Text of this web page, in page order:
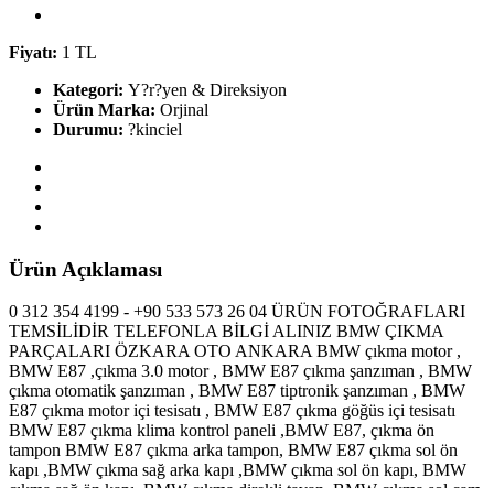
Fiyatı: 1 TL
Kategori: Y?r?yen & Direksiyon
Ürün Marka: Orjinal
Durumu: ?kinciel
Ürün Açıklaması
0 312 354 4199 - +90 533 573 26 04 ÜRÜN FOTOĞRAFLARI
TEMSİLİDİR TELEFONLA BİLGİ ALINIZ BMW ÇIKMA
PARÇALARI ÖZKARA OTO ANKARA BMW çıkma motor ,
BMW E87 ,çıkma 3.0 motor , BMW E87 çıkma şanzıman , BMW
çıkma otomatik şanzıman , BMW E87 tiptronik şanzıman , BMW
E87 çıkma motor içi tesisatı , BMW E87 çıkma göğüs içi tesisatı
BMW E87 çıkma klima kontrol paneli ,BMW E87, çıkma ön
tampon BMW E87 çıkma arka tampon, BMW E87 çıkma sol ön
kapı ,BMW çıkma sağ arka kapı ,BMW çıkma sol ön kapı, BMW